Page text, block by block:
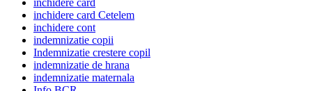
inchidere card Cetelem
inchidere cont
indemnizatie copii
Indemnizatie crestere copil
indemnizatie de hrana
indemnizatie maternala